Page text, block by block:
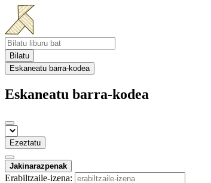
Bilatu
Eskaneatu barra-kodea
Eskaneatu barra-kodea
Ezeztatu
Jakinarazpenak
Erabiltzaile-izena: